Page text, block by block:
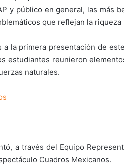
y público en general, las más
que reflejan la
la primera presentación de
estudiantes reunieron
naturales.
a través del Equipo
Cuadros Mexicanos.